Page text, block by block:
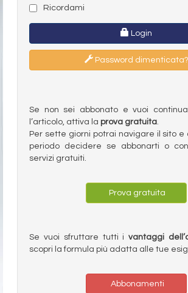
Ricordami
Login
Password dimenticata?
Se non sei abbonato e vuoi
l’articolo, attiva la prova gratuita.
Per sette giorni potrai navigare il sito e
periodo decidere se abbonarti o
servizi gratuiti.
Prova gratuita
Se vuoi sfruttare tutti ivantaggi
scopri la formula più adatta alle tue
Abbonamenti